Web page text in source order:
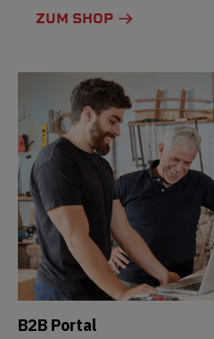
ZUM SHOP
B2B Portal